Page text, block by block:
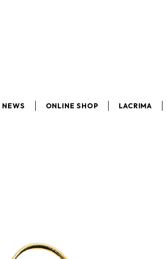
NEWS ONLINE SHOP LACRIMA